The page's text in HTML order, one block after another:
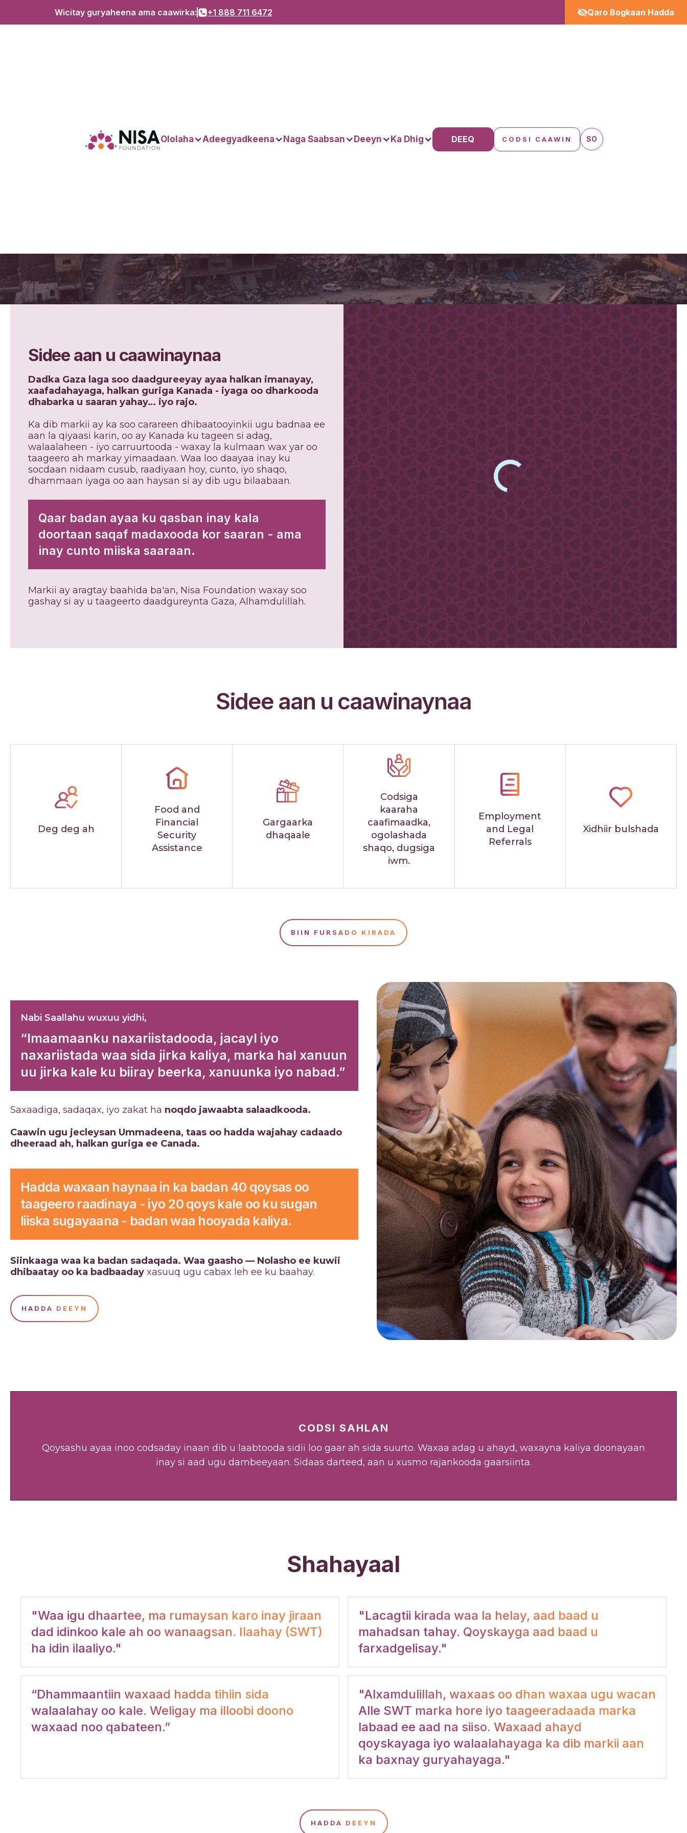
Wicitay guryaheena ama caawirka: +1 888 711 6472 Qaro Bogkaan Hadda
Ololaha Adeegyadkeena Naga Saabsan Deeyn Ka Dhig DEEQ CODSI CAAWIN SO
Gargaar loogu
sameeyay
Sidee aan u caawinaynaa
Dadka Gaza laga soo daadgureeyay ayaa halkan imanayay,
xaafadahayaga, halkan guriga Kanada - iyaga oo dharkooda
dhabarka u saaran yahay… iyo rajo.
Ka dib markii ay ka soo carareen dhibaatooyinkii ugu badnaa ee
aan la qiyaasi karin, oo ay Kanada ku tageen si adag,
walaalaheen - iyo carruurtooda - waxay la kulmaan wax yar oo
taageero ah markay yimaadaan. Waa loo daayaa inay ku
socdaan nidaam cusub, raadiyaan hoy, cunto, iyo shaqo,
dhammaan iyaga oo aan haysan si ay dib ugu bilaabaan.
Qaar badan ayaa ku qasban inay kala
doortaan saqaf madaxooda kor saaran - ama
inay cunto miiska saaraan.
Markii ay aragtay baahida ba'an, Nisa Foundation waxay soo
gashay si ay u taageerto daadgureynta Gaza, Alhamdulillah.
Sidee aan u caawinaynaa
Deg deg ah
Food and
Financial
Security
Assistance
Gargaarka
dhaqaale
Codsiga
kaaraha
caafimaadka,
ogolashada
shaqo, dugsiga
iwm.
Employment
and Legal
Referrals
Xidhiir bulshada
BIIN FURSADO KIRADA
Nabi Saallahu wuxuu yidhi,
“Imaamaanku naxariistadooda, jacayl iyo
naxariistada waa sida jirka kaliya, marka hal xanuun
uu jirka kale ku biiray beerka, xanuunka iyo nabad.”
Saxaadiga, sadaqax, iyo zakat ha noqdo jawaabta salaadkooda.
Caawin ugu jecleysan Ummadeena, taas oo hadda wajahay cadaado
dheeraad ah, halkan guriga ee Canada.
Hadda waxaan haynaa in ka badan 40 qoysas oo
taageero raadinaya - iyo 20 qoys kale oo ku sugan
liiska sugayaana - badan waa hooyada kaliya.
Siinkaaga waa ka badan sadaqada. Waa gaasho — Nolasho ee kuwii
dhibaatay oo ka badbaaday xasuuq ugu cabax leh ee ku baahay.
HADDA DEEYN
CODSI SAHLAN
Qoysashu ayaa inoo codsaday inaan dib u laabtooda sidii loo gaar ah sida suurto. Waxaa adag u ahayd, waxayna kaliya doonayaan
inay si aad ugu dambeeyaan. Sidaas darteed, aan u xusmo rajankooda gaarsiinta.
Shahayaal
"Waa igu dhaartee, ma rumaysan karo inay jiraan
dad idinkoo kale ah oo wanaagsan. Ilaahay (SWT)
ha idin ilaaliyo."
"Lacagtii kirada waa la helay, aad baad u
mahadsan tahay. Qoyskayga aad baad u
farxadgelisay."
“Dhammaantiin waxaad hadda tihiin sida
walaalahay oo kale. Weligay ma illoobi doono
waxaad noo qabateen.”
"Alxamdulillah, waxaas oo dhan waxaa ugu wacan
Alle SWT marka hore iyo taageeradaada marka
labaad ee aad na siiso. Waxaad ahayd
qoyskayaga iyo walaalahayaga ka dib markii aan
ka baxnay guryahayaga."
HADDA DEEYN